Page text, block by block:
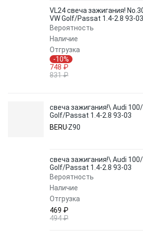
VL24 свеча зажигания!
VW Golf/Passat 1.4-2.8 93-03
Вероятность
Наличие
Отгрузка
-10%
748 ₽
831 ₽
свеча зажигания!\ Audi
Golf/Passat 1.4-2.8 93-03
BERU Z90
свеча зажигания!\ Audi
Golf/Passat 1.4-2.8 93-03
Вероятность
Наличие
Отгрузка
469 ₽
494 ₽